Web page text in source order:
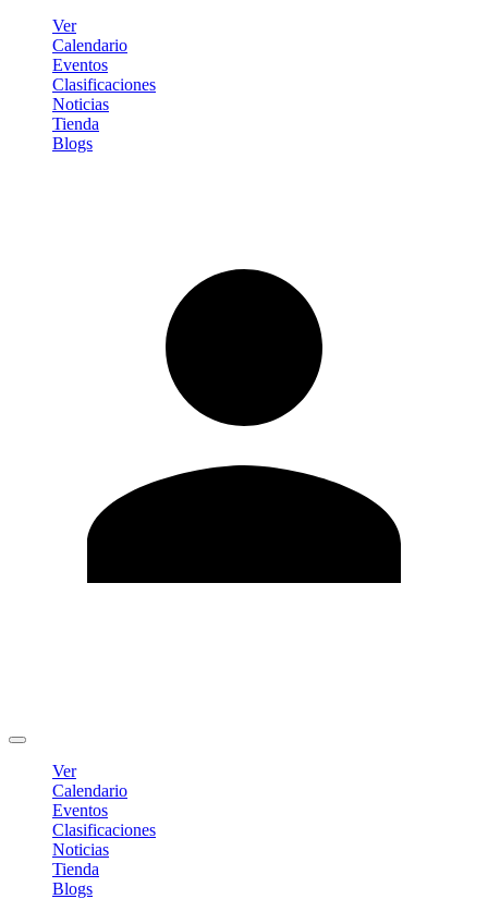
Ver
Calendario
Eventos
Clasificaciones
Noticias
Tienda
Blogs
Ver
Calendario
Eventos
Clasificaciones
Noticias
Tienda
Blogs